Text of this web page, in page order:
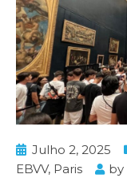
Julho 2, 2025
EBVV, Paris by